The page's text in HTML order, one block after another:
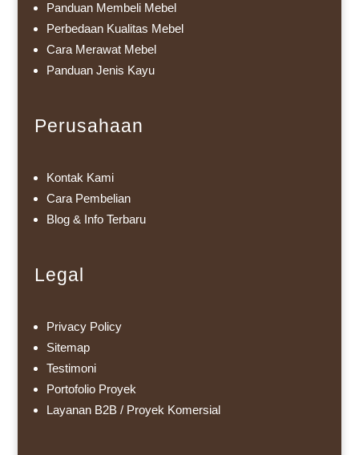
Panduan Membeli Mebel
Perbedaan Kualitas Mebel
Cara Merawat Mebel
Panduan Jenis Kayu
Perusahaan
Kontak Kami
Cara Pembelian
Blog & Info Terbaru
Legal
Privacy Policy
Sitemap
Testimoni
Portofolio Proyek
Layanan B2B / Proyek Komersial